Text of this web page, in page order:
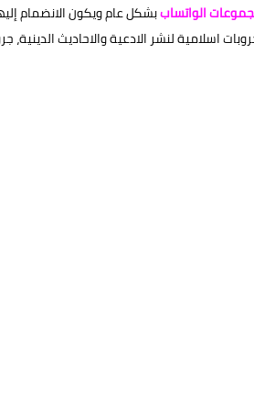
الواتساببشكل عام ويكون الانضمام
اسلامية لنشر الادعية والاحاديث الدينية،